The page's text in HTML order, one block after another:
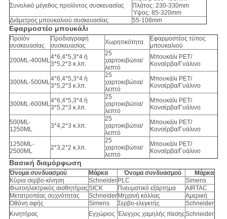
Συνολικό μέγεθος προϊόντος συσκευασίας
Πλάτος: 230-330mm
Ύψος: 85-320mm
Διάμετρος μπουκαλιού συσκευασίας
55-108mm
Εφαρμοστέο μπουκάλι
Προϊόν
συσκευασίας
Προδιαγραφή
συσκευασίας
Χωρητικότητα
Εφαρμοστέος τύπος
μπουκαλιού
200ML-400ML4*6,4*5,3*4 ή
3*5,2*3 κ.λπ.
25
χαρτοκιβώτια/
λεπτό
Μπουκάλι PET/
Κονσέρβα/Γυάλινο
300ML-500ML4*6,4*5,3*4 ή
3*5,2*3 κ.λπ.
25
χαρτοκιβώτια/
λεπτό
Μπουκάλι PET/
Κονσέρβα/Γυάλινο
300ML-600ML4*6,4*5,3*4 ή
3*5,2*3 κ.λπ.
25
χαρτοκιβώτια/
λεπτό
Μπουκάλι PET/
Κονσέρβα/Γυάλινο
500ML-
1250ML
3*4,2*3 κ.λπ.
25
χαρτοκιβώτια/
λεπτό
Μπουκάλι PET/
Κονσέρβα/Γυάλινο
1250ML-
2500ML
2*3,2*2 κ.λπ.
25
χαρτοκιβώτια/
λεπτό
Μπουκάλι PET/
Κονσέρβα/Γυάλινο
Βασική διαμόρφωση
Όνομα συνδυασμού Μάρκα Όνομα συνδυασμού
Μάρκα
Κύρια σερβο-κίνηση
Schneider PLC
Simens
Φωτοηλεκτρικός αισθητήραςSICK Πνευματικό εξάρτημα
AIRTAC
Μετατροπέας συχνότητας
Schneider Μηχανή κόλλας
Αμερική
Οθόνη αφής
Simens Σερβο-ελεγκτής
Schneider
Κινητήρας
Εγχώριος Έλεγχος χαμηλής πίεσηςSchneider